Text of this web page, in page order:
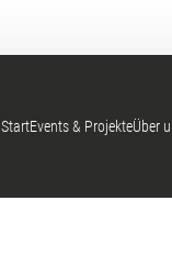
StartEvents & ProjekteÜber